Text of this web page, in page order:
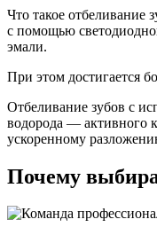
Что такое отбеливание
с помощью
эмали.
При этом достигается
Отбеливание зубов с
водорода — активного
ускоренному
Почему